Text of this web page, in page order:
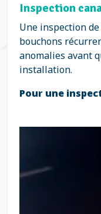
Inspection
Une inspection
bouchons
anomalies avant
installation.
Pour une